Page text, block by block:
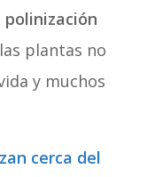
plantas no
y muchos
cerca del